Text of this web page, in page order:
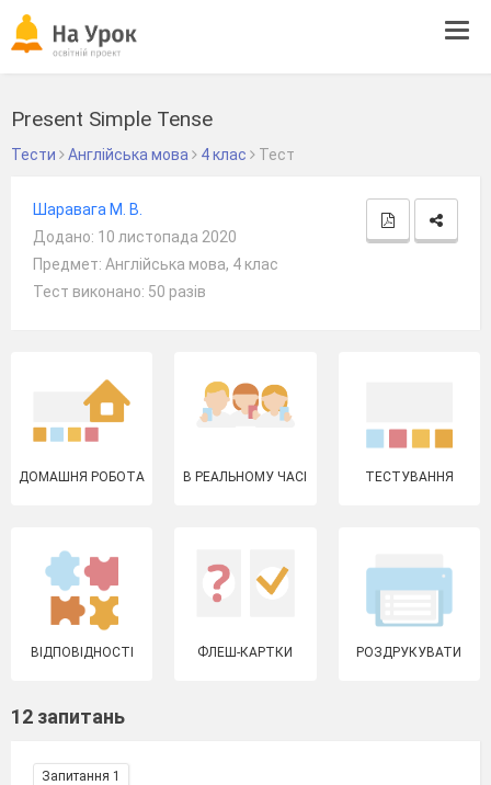
Present Simple Tense
Тести Англійська мова 4 клас Тест
Шаравага М. В.
Додано: 10 листопада 2020
Предмет: Англійська мова, 4 клас
Тест виконано: 50 разів
ДОМАШНЯ РОБОТА В РЕАЛЬНОМУ ЧАСІ ТЕСТУВАННЯ
ВІДПОВІДНОСТІ ФЛЕШ-КАРТКИ РОЗДРУКУВАТИ
12 запитань
Запитання 1